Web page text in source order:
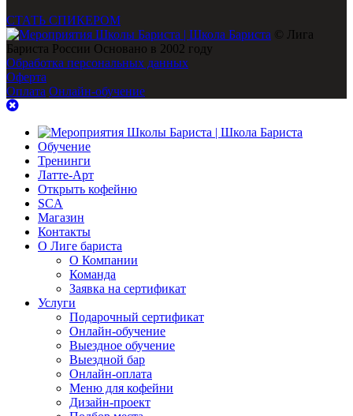
СТАТЬ СПИКЕРОМ
© Лига
Бариста России Основано в 2002 году
Обработка персональных данных
Оферта
Оплата Онлайн-обучение
Обучение
Тренинги
Латте-Арт
Открыть кофейню
SCA
Магазин
Контакты
О Лиге бариста
О Компании
Команда
Заявка на сертификат
Услуги
Подарочный сертификат
Онлайн-обучение
Выездное обучение
Выездной бар
Онлайн-оплата
Меню для кофейни
Дизайн-проект